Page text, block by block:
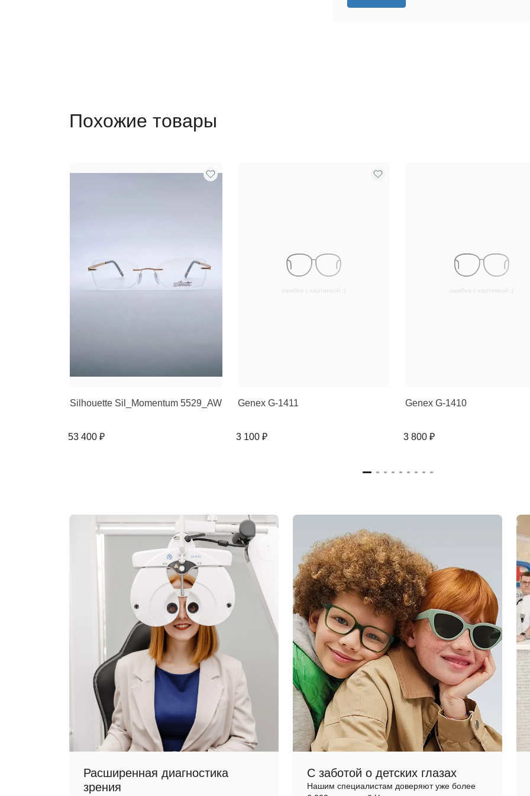
Похожие товары
Silhouette Sil_Momentum 5529_AW
53 400 ₽
Genex G-1411
3 100 ₽
Genex G-1410
3 800 ₽
Расширенная диагностика
зрения
С заботой о детских глазах
Нашим специалистам доверяют уже более